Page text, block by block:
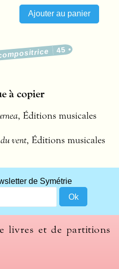
45
à copier
, Éditions musicales
vent, Éditions musicales
de Symétrie
livres et de partitions